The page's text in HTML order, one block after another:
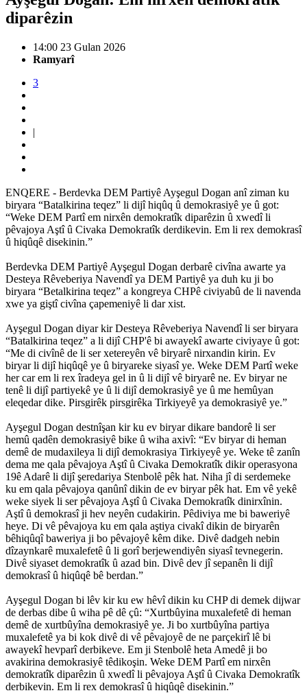
diparêzin
14:00 23 Gulan 2026
Ramyarî
3
|
ENQERE - Berdevka DEM Partiyê Ayşegul Dogan anî ziman ku
biryara “Batalkirina teqez” li dijî hiqûq û demokrasiyê ye û got:
“Weke DEM Partî em nirxên demokratîk diparêzin û xwedî li
pêvajoya Aştî û Civaka Demokratîk derdikevin. Em li rex demokrasî
û hiqûqê disekinin.”
Berdevka DEM Partiyê Ayşegul Dogan derbarê civîna awarte ya
Desteya Rêveberiya Navendî ya DEM Partiyê ya duh ku ji bo
biryara “Betalkirina teqez” a kongreya CHPê civiyabû de li navenda
xwe ya giştî civîna çapemeniyê li dar xist.
Ayşegul Dogan diyar kir Desteya Rêveberiya Navendî li ser biryara
“Batalkirina teqez” a li dijî CHP'ê bi awayekî awarte civiyaye û got:
“Me di civînê de li ser xetereyên vê biryarê nirxandin kirin. Ev
biryar li dijî hiqûqê ye û biryareke siyasî ye. Weke DEM Partî weke
her car em li rex îradeya gel in û li dijî vê biryarê ne. Ev biryar ne
tenê li dijî partiyekê ye û li dijî demokrasiyê ye û me hemûyan
eleqedar dike. Pirsgirêk pirsgirêka Tirkiyeyê ya demokrasiyê ye.”
Ayşegul Dogan destnîşan kir ku ev biryar dikare bandorê li ser
hemû qadên demokrasiyê bike û wiha axivî: “Ev biryar di heman
demê de mudaxileya li dijî demokrasiya Tirkiyeyê ye. Weke tê zanîn
dema me qala pêvajoya Aştî û Civaka Demokratîk dikir operasyona
19ê Adarê li dijî şeredariya Stenbolê pêk hat. Niha jî di serdemeke
ku em qala pêvajoya qanûnî dikin de ev biryar pêk hat. Em vê yekê
weke siyek li ser pêvajoya Aştî û Civaka Demokratîk dinirxînin.
Aştî û demokrasî ji hev neyên cudakirin. Pêdiviya me bi baweriyê
heye. Di vê pêvajoya ku em qala aştiya civakî dikin de biryarên
bêhiqûqî baweriya ji bo pêvajoyê kêm dike. Divê dadgeh nebin
dîzaynkarê muxalefetê û li gorî berjewendiyên siyasî tevnegerin.
Divê siyaset demokratîk û azad bin. Divê dev jî sepanên li dijî
demokrasî û hiqûqê bê berdan.”
Ayşegul Dogan bi lêv kir ku ew hêvî dikin ku CHP di demek dijwar
de derbas dibe û wiha pê dê çû: “Xurtbûyina muxalefetê di heman
demê de xurtbûyîna demokrasiyê ye. Ji bo xurtbûyîna partiya
muxalefetê ya bi kok divê di vê pêvajoyê de ne parçekirî lê bi
awayekî hevparî derbikeve. Em ji Stenbolê heta Amedê ji bo
avakirina demokrasiyê têdikoşin. Weke DEM Partî em nirxên
demokratîk diparêzin û xwedî li pêvajoya Aştî û Civaka Demokratîk
derbikevin. Em li rex demokrasî û hiqûqê disekinin.”